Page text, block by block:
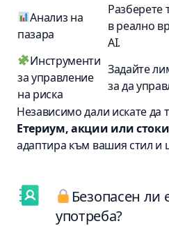
Анализ на
пазара
Разберете
в реално
AI.
Инструменти
за управление
на риска
Задайте
за да
Независимо дали искате да
Етериум, акции или стоки
адаптира към вашия стил и
Безопасен ли
употреба?